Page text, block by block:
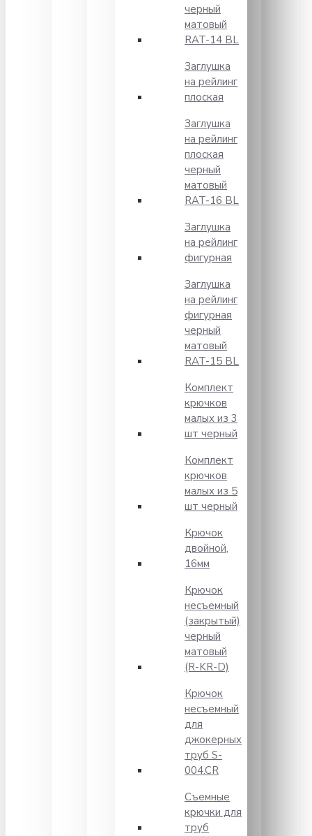
черный
матовый
RAT-14 BL
Заглушка
на рейлинг
плоская
Заглушка
на рейлинг
плоская
черный
матовый
RAT-16 BL
Заглушка
на рейлинг
фигурная
Заглушка
на рейлинг
фигурная
черный
матовый
RAT-15 BL
Комплект
крючков
малых из 3
шт черный
Комплект
крючков
малых из 5
шт черный
Крючок
двойной,
16мм
Крючок
несъемный
(закрытый)
черный
матовый
(R-KR-D)
Крючок
несъемный
для
джокерных
труб S-
004.CR
Съемные
крючки для
труб